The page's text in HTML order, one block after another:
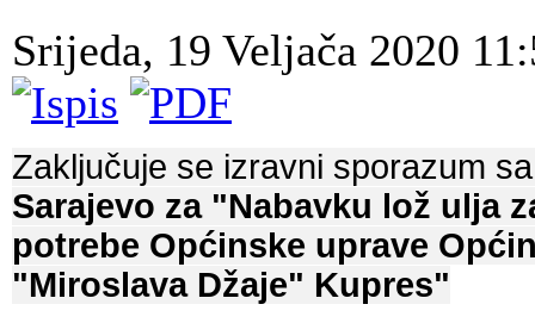
Srijeda, 19 Veljača 2020
Zaključuje se izravni sporazum
Sarajevo za "Nabavku lož ulja
potrebe Općinske uprave
"Miroslava Džaje" Kupres"